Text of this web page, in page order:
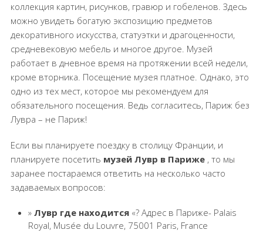
коллекция картин, рисунков, гравюр и гобеленов. Здесь
можно увидеть богатую экспозицию предметов
декоративного искусства, статуэтки и драгоценности,
средневековую мебель и многое другое. Музей
работает в дневное время на протяжении всей недели,
кроме вторника. Посещение музея платное. Однако, это
одно из тех мест, которое мы рекомендуем для
обязательного посещения. Ведь согласитесь, Париж без
Лувра – не Париж!
Если вы планируете поездку в столицу Франции, и
планируете посетить музей Лувр в Париже, то мы
заранее постараемся ответить на несколько часто
задаваемых вопросов:
» Лувр где находится«? Адрес в Париже- Palais
Royal, Musée du Louvre, 75001 Paris, France